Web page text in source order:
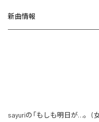
新曲情報
sayuriの「もしも明日が…。 (